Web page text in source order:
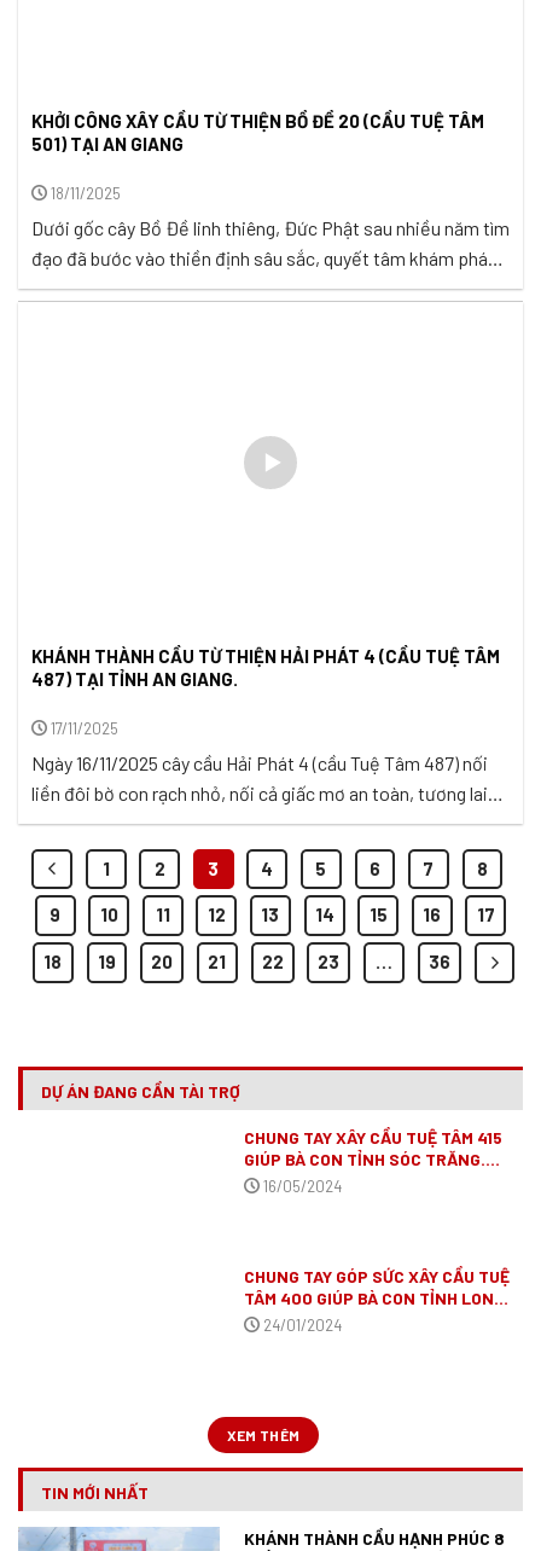
KHỞI CÔNG XÂY CẦU TỪ THIỆN BỒ ĐỀ 20 (CẦU TUỆ TÂM
501) TẠI AN GIANG
18/11/2025
Dưới gốc cây Bồ Đề linh thiêng, Đức Phật sau nhiều năm tìm
đạo đã bước vào thiền định sâu sắc, quyết tâm khám phá
chân lý về khổ đau và con đường giải thoát. Từ đó Cây Bồ
KHÁNH THÀNH CẦU TỪ THIỆN HẢI PHÁT 4 (CẦU TUỆ TÂM
487) TẠI TỈNH AN GIANG.
17/11/2025
Ngày 16/11/2025 cây cầu Hải Phát 4 (cầu Tuệ Tâm 487) nối
liền đôi bờ con rạch nhỏ, nối cả giấc mơ an toàn, tương lai
học hành, và hy vọng về một ngày mai tươi sáng hơn cho
thế hệ sau đã chính thức được khánh thành và đưa vào sử
dụng. Buổi lễ ...
1 2 3 4 5 6 7 8
9 10 11 12 13 14 15 16 17
18 19 20 21 22 23 … 36
DỰ ÁN ĐANG CẦN TÀI TRỢ
CHUNG TAY XÂY CẦU TUỆ TÂM 415
GIÚP BÀ CON TỈNH SÓC TRĂNG.
(ĐÃ VẬN ĐỘNG XONG)
16/05/2024
CHUNG TAY GÓP SỨC XÂY CẦU TUỆ
TÂM 400 GIÚP BÀ CON TỈNH LONG
AN(ĐÃ VẬN ĐỘNG XONG)
24/01/2024
XEM THÊM
TIN MỚI NHẤT
KHÁNH THÀNH CẦU HẠNH PHÚC 8